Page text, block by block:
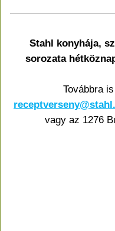
Stahl konyhája,
sorozata
Továbbra
vagy az 1276